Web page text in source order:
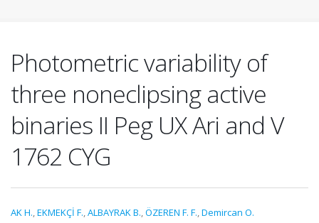
Photometric variability of
three noneclipsing active
binaries II Peg UX Ari and V
1762 CYG
AK H.,EKMEKÇİ F.,ALBAYRAK B.,ÖZEREN F. F.,Demircan O.